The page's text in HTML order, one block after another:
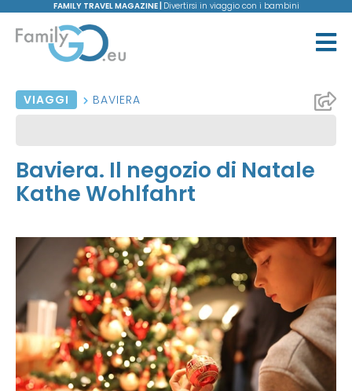
FAMILY TRAVEL MAGAZINE | Divertirsi in viaggio con i bambini
VIAGGI BAVIERA
Baviera. Il negozio di Natale
Kathe Wohlfahrt